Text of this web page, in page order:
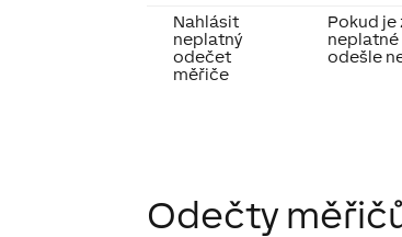
Nahlásit
neplatný
odečet
měřiče
Pokud
odešle
Odečty